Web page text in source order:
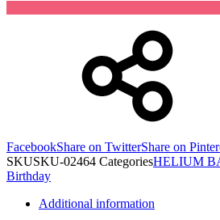
FacebookShare on TwitterShare on
SKUSKU-02464 CategoriesHELIUM
Birthday
Additional information